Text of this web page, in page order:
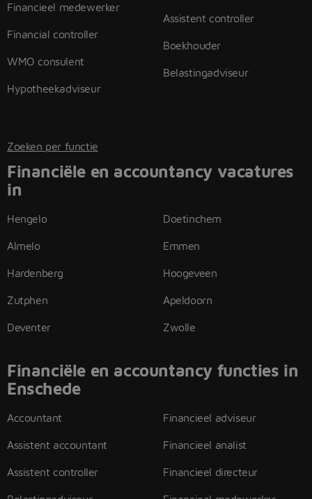
Financieel medewerker
Financial controller
WMO consulent
Hypotheekadviseur
Assistent controller
Boekhouder
Belastingadviseur
Zoeken per functie
Financiële en accountancy vacatures
in
Hengelo
Almelo
Hardenberg
Zutphen
Deventer
Doetinchem
Emmen
Hoogeveen
Apeldoorn
Zwolle
Financiële en accountancy functies in
Enschede
Accountant
Assistent accountant
Assistent controller
Financieel adviseur
Financieel analist
Financieel directeur